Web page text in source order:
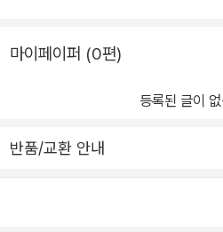
치”고, 시민들은 “아프고 다치는 가운
앞에서 과거를 되짚어보는 일이 없길
적이면서도, 같은 세계관을 다루고 있
의 희망」은 3년 전 6월, 그가 광주 아
마이페이퍼 (0편)
등록된 글이
반품/교환 안내